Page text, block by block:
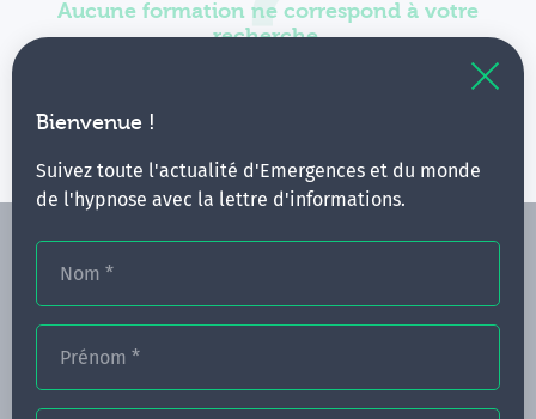
Bienvenue !
Suivez toute l'actualité d'Emergences et du monde
de l'hypnose avec la lettre d'informations.
Nom *
Prénom *
Aucune formation ne correspond à votre
recherche.
Vous pouvez renouveler votre requête en élargissant